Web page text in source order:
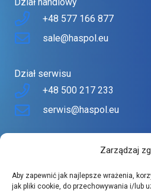
Zarządzaj
Aby zapewnić jak najlepsze wrażenia,
jak pliki cookie, do przechowywania i/lub
+48 577 166 877
sale@haspol.eu
Dział serwisu
+48 500 217 233
serwis@haspol.eu
Znajdziesz tu urządzenia